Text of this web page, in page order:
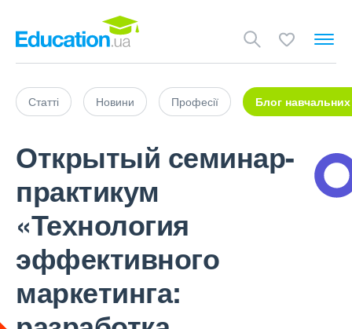
Статті Новини Професії Блог навчальних
Открытый семинар-
практикум
«Технология
эффективного
маркетинга: